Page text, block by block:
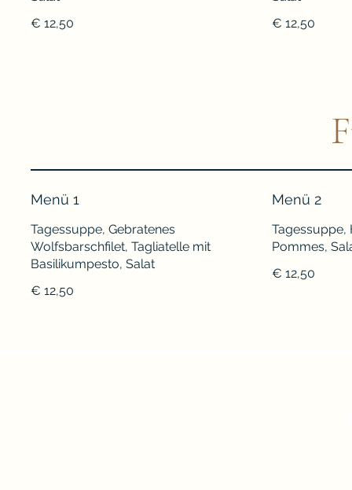
€ 12,50
€ 12,50
Menü 1
Tagessuppe, Gebratenes
Wolfsbarschfilet, Tagliatelle mit
Basilikumpesto, Salat
€ 12,50
Menü 2
Tagessuppe,
Pommes,
€ 12,50